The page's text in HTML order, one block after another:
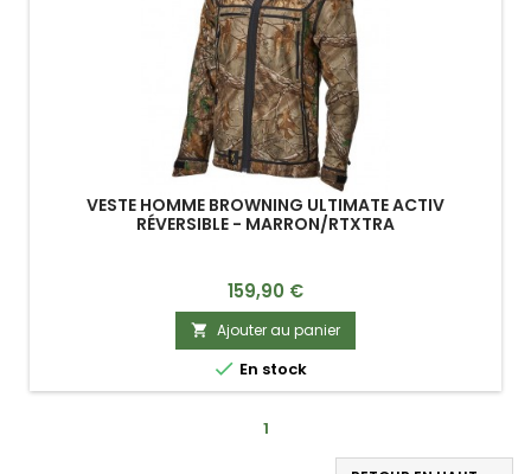
VESTE HOMME BROWNING ULTIMATE ACTIV
RÉVERSIBLE - MARRON/RTXTRA
Prix
159,90 €
 Ajouter au panier
 En stock
1